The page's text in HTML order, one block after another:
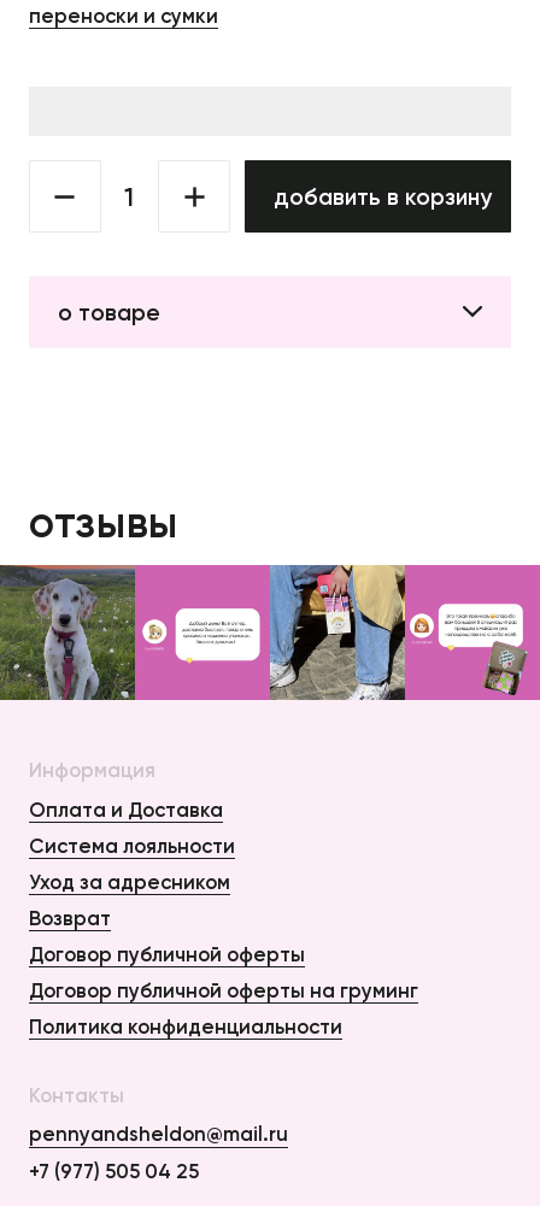
переноски и сумки
добавить в корзину
о товаре
отзывы
Информация
Оплата и Доставка
Система лояльности
Уход за адресником
Возврат
Договор публичной оферты
Договор публичной оферты на груминг
Политика конфиденциальности
Контакты
pennyandsheldon@mail.ru
+7 (977) 505 04 25